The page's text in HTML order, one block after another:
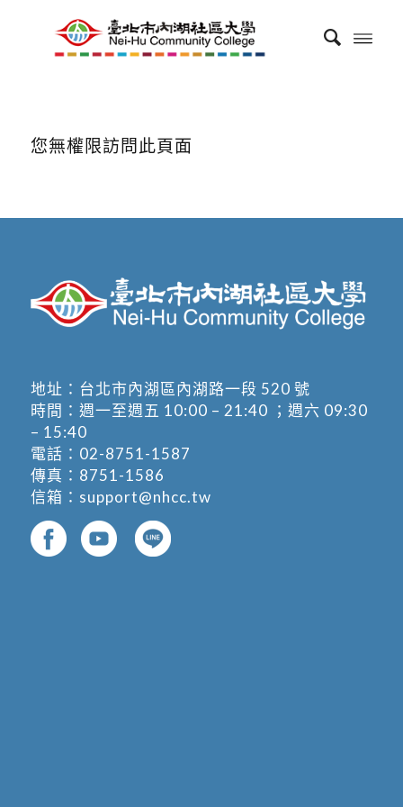
您無權限訪問此頁面
地址： 台北市內湖區內湖路一段 520 號
時間：週一至週五 10:00 – 21:40 ；週六 09:30
– 15:40
電話： 02-8751-1587
傳真：8751-1586
信箱： support@nhcc.tw